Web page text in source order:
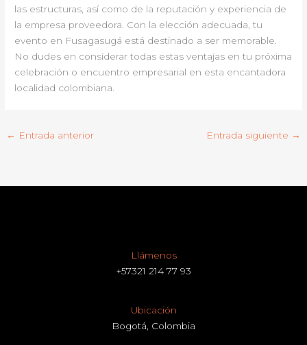
las estructuras, así como de la reputación y experiencia de
la empresa proveedora. Con la elección adecuada, tu
evento en Fusagasugá está destinado a ser memorable.
No dudes en considerar todas estas ventajas en tu próxima
celebración o encuentro empresarial en esta encantadora
localidad colombiana.
← Entrada anterior Entrada siguiente →
Llámenos
+57321 214 77 93
Ubicación
Bogotá, Colombia